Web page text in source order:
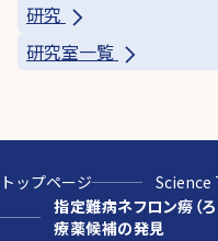
研究
研究室一覧
トップページ
Science
指定難病ネフロン癆（
療薬候補の発見